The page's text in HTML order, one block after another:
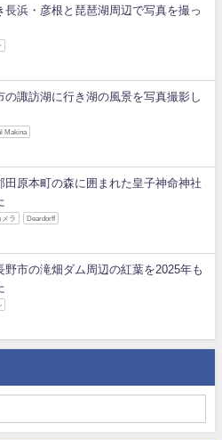
長浜・彦根と琵琶湖周辺で写真を撮っ
の諏訪湖に行き湖の風景を写真撮影し
Makina
田原本町の森に囲まれた皇子神命神社
メラ Deardorff
野市の滝畑ダム周辺の紅葉を2025年も